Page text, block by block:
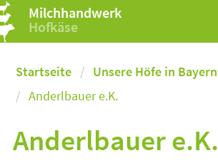
Milchhandwerk
Hofkäse
Startseite
Unsere Höfe in Bayern
Anderlbauer e.K.
Anderlbauer e.K.